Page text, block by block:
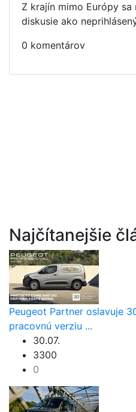
Z krajín mimo Európy
diskusie ako
0 komentárov
Najčítanejšie
Peugeot Partner oslavuje
pracovnú verziu ...
30.07.
3300
0